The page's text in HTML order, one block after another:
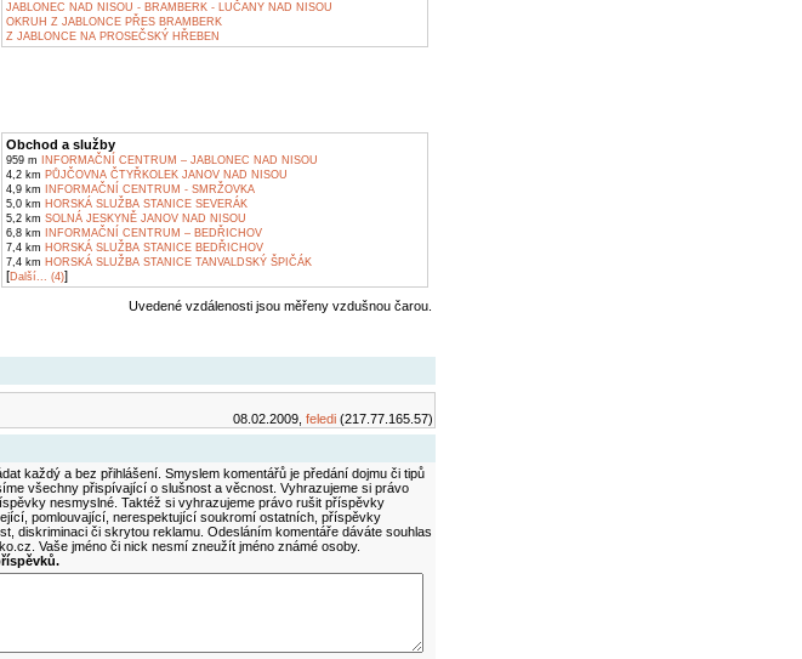
JABLONEC NAD NISOU - BRAMBERK - LUČANY NAD NISOU
OKRUH Z JABLONCE PŘES BRAMBERK
Z JABLONCE NA PROSEČSKÝ HŘEBEN
Obchod a služby
959 m INFORMAČNÍ CENTRUM – JABLONEC NAD NISOU
4,2 km PŮJČOVNA ČTYŘKOLEK JANOV NAD NISOU
4,9 km INFORMAČNÍ CENTRUM - SMRŽOVKA
5,0 km HORSKÁ SLUŽBA STANICE SEVERÁK
5,2 km SOLNÁ JESKYNĚ JANOV NAD NISOU
6,8 km INFORMAČNÍ CENTRUM – BEDŘICHOV
7,4 km HORSKÁ SLUŽBA STANICE BEDŘICHOV
7,4 km HORSKÁ SLUŽBA STANICE TANVALDSKÝ ŠPIČÁK
[Další... (4)]
Uvedené vzdálenosti jsou měřeny vzdušnou čarou.
08.02.2009, feledi(217.77.165.57)
každý a bez přihlášení. Smyslem komentářů je předání dojmu či tipů
všechny přispívající o slušnost a věcnost. Vyhrazujeme si právo
nesmyslné. Taktéž si vyhrazujeme právo rušit příspěvky
pomlouvající, nerespektující soukromí ostatních, příspěvky
diskriminaci či skrytou reklamu. Odesláním komentáře dáváte souhlas
Vaše jméno či nick nesmí zneužít jméno známé osoby.